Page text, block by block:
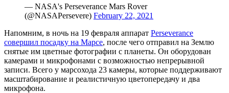
— NASA's Perseverance Mars Rover
(@NASAPersevere) February 22, 2021
Напомним, в ночь на 19 февраля аппарат Perseverance
совершил посадку на Марсе, после чего отправил на Землю
снятые им цветные фотографии с планеты. Он оборудован
камерами и микрофонами с возможностью непрерывной
записи. Всего у марсохода 23 камеры, которые поддерживают
масштабирование и реалистичную цветопередачу и два
микрофона.